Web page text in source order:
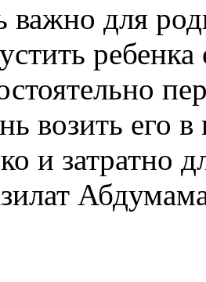
важно для
возить его
и затратно